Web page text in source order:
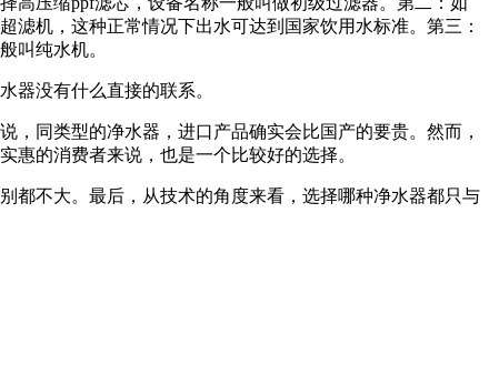
机，这种正常情况下出水可达到国家饮用水标准。第三：
叫纯水机。
没有什么直接的联系。
同类型的净水器，进口产品确实会比国产的要贵。然而，
惠的消费者来说，也是一个比较好的选择。
不大。最后，从技术的角度来看，选择哪种净水器都只与